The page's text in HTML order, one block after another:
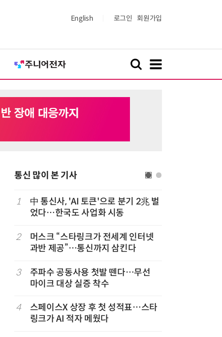
English 로그인 회원가입
통신 많이 본 기사
1
中 통신사, 'AI 토큰'으로 분기 2兆 벌
었다…한국도 사업화 시동
2
머스크 “스타링크가 전세계 인터넷
과반 제공”…통신까지 삼킨다
3
주파수 공동사용 첫발 뗀다…무선
마이크 대상 실증 착수
4
스페이스X 상장 후 첫 성적표…스타
링크가 AI 적자 메웠다